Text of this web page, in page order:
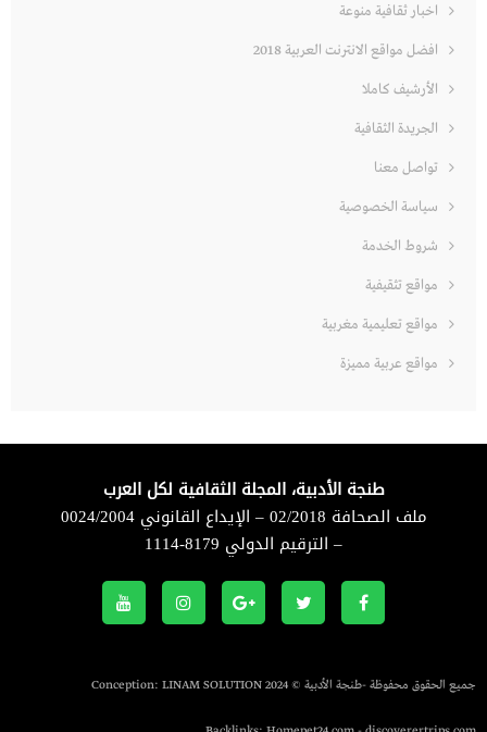
اخبار ثقافية منوعة
افضل مواقع الانترنت العربية 2018
الأرشيف كاملا
الجريدة الثقافية
تواصل معنا
سياسة الخصوصية
شروط الخدمة
مواقع تثقيفية
مواقع تعليمية مغربية
مواقع عربية مميزة
طنجة الأدبية، المجلة الثقافية لكل العرب
ملف الصحافة 02/2018 – الإيداع القانوني 0024/2004
– الترقيم الدولي 8179-1114
جميع الحقوق محفوظة -طنجة الأدبية © 2024 Conception: LINAM SOLUTION